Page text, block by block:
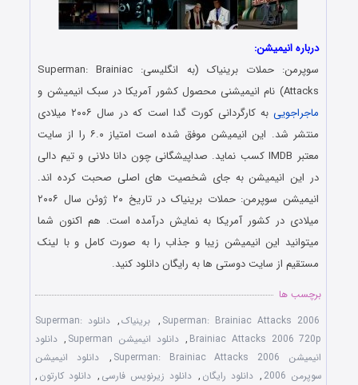
درباره انیمیشن:
سوپرمن: حملات برینیاک (به انگلیسی: Superman: Brainiac
Attacks) نام انیمیشنی محصول کشور آمریکا در سبک انیمیشن و
ماجراجویی
به کارگردانی کورت گدا است که در سال ۲۰۰۶ میلادی
منتشر شد. این انیمیشن موفق شده است امتیاز ۶.۰ را از سایت
معتبر IMDB کسب نماید. صداپیشگانی چون دانا دلانی و تیم دالی
در این انیمیشن به جای شخصیت های اصلی صحبت کرده اند.
انیمیشن سوپرمن: حملات برینیاک در تاریخ ۲۰ ژوئن سال ۲۰۰۶
میلادی در کشور آمریکا به نمایش درآمده است. هم اکنون شما
میتوانید این انیمیشن زیبا و جذاب را به صورت کامل و با لینک
مستقیم از سایت دوستی ها به رایگان دانلود کنید.
برچسب ها
Superman: Brainiac Attacks 2006
, برینیاک,
دانلود Superman:
Brainiac Attacks 2006 720p
, دانلود انیمیشن Superman , دانلود
انیمیشن Superman: Brainiac Attacks 2006
,
دانلود انیمیشن
سوپرمن 2006
, دانلود رایگان , دانلود زیرنویس فارسی , دانلود کارتون ,